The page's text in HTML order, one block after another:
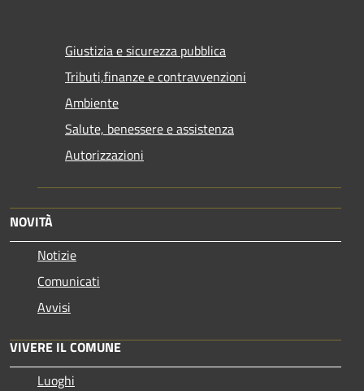
Giustizia e sicurezza pubblica
Tributi,finanze e contravvenzioni
Ambiente
Salute, benessere e assistenza
Autorizzazioni
NOVITÀ
Notizie
Comunicati
Avvisi
VIVERE IL COMUNE
Luoghi